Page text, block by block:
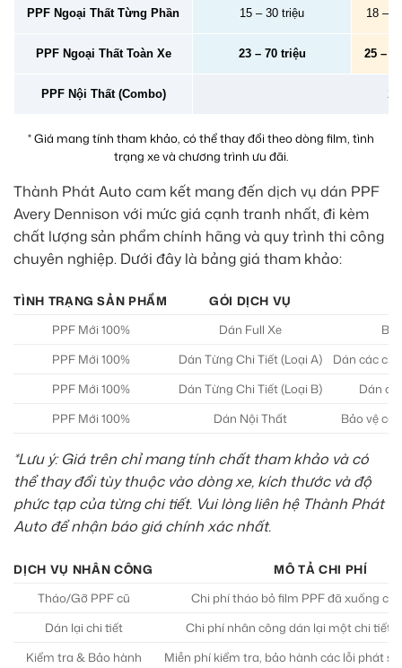
PPF Ngoại Thất Từng Phần 15 – 30 triệu 18 –
PPF Ngoại Thất Toàn Xe 23 – 70 triệu 25 –
PPF Nội Thất (Combo)
* Giá mang tính tham khảo, có thể thay đổi theo dòng film, tình
trạng xe và chương trình ưu đãi.
Thành Phát Auto cam kết mang đến dịch vụ dán PPF
Avery Dennison với mức giá cạnh tranh nhất, đi kèm
chất lượng sản phẩm chính hãng và quy trình thi công
chuyên nghiệp. Dưới đây là bảng giá tham khảo:
TÌNH TRẠNG SẢN PHẨM
GÓI DỊCH VỤ
PPF Mới 100%
Dán Full Xe
PPF Mới 100%
Dán Từng Chi Tiết (Loại A)
Dán các
PPF Mới 100%
Dán Từng Chi Tiết (Loại B)
Dán
PPF Mới 100%
Dán Nội Thất Bảo vệ
*Lưu ý: Giá trên chỉ mang tính chất tham khảo và có
thể thay đổi tùy thuộc vào dòng xe, kích thước và độ
phức tạp của từng chi tiết. Vui lòng liên hệ Thành Phát
Auto để nhận báo giá chính xác nhất.
DỊCH VỤ NHÂN CÔNG
MÔ TẢ CHI PHÍ
Tháo/Gỡ PPF cũ
Chi phí tháo bỏ film PPF đã xuống
Dán lại chi tiết
Chi phí nhân công dán lại một chi tiết
Kiểm tra & Bảo hành
Miễn phí kiểm tra, bảo hành các lỗi phát